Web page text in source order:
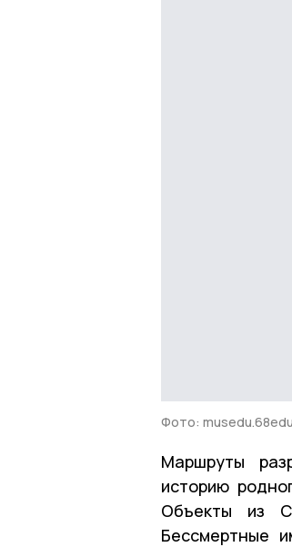
Фото:
Маршруты
историю
Объекты из
Бессмертные